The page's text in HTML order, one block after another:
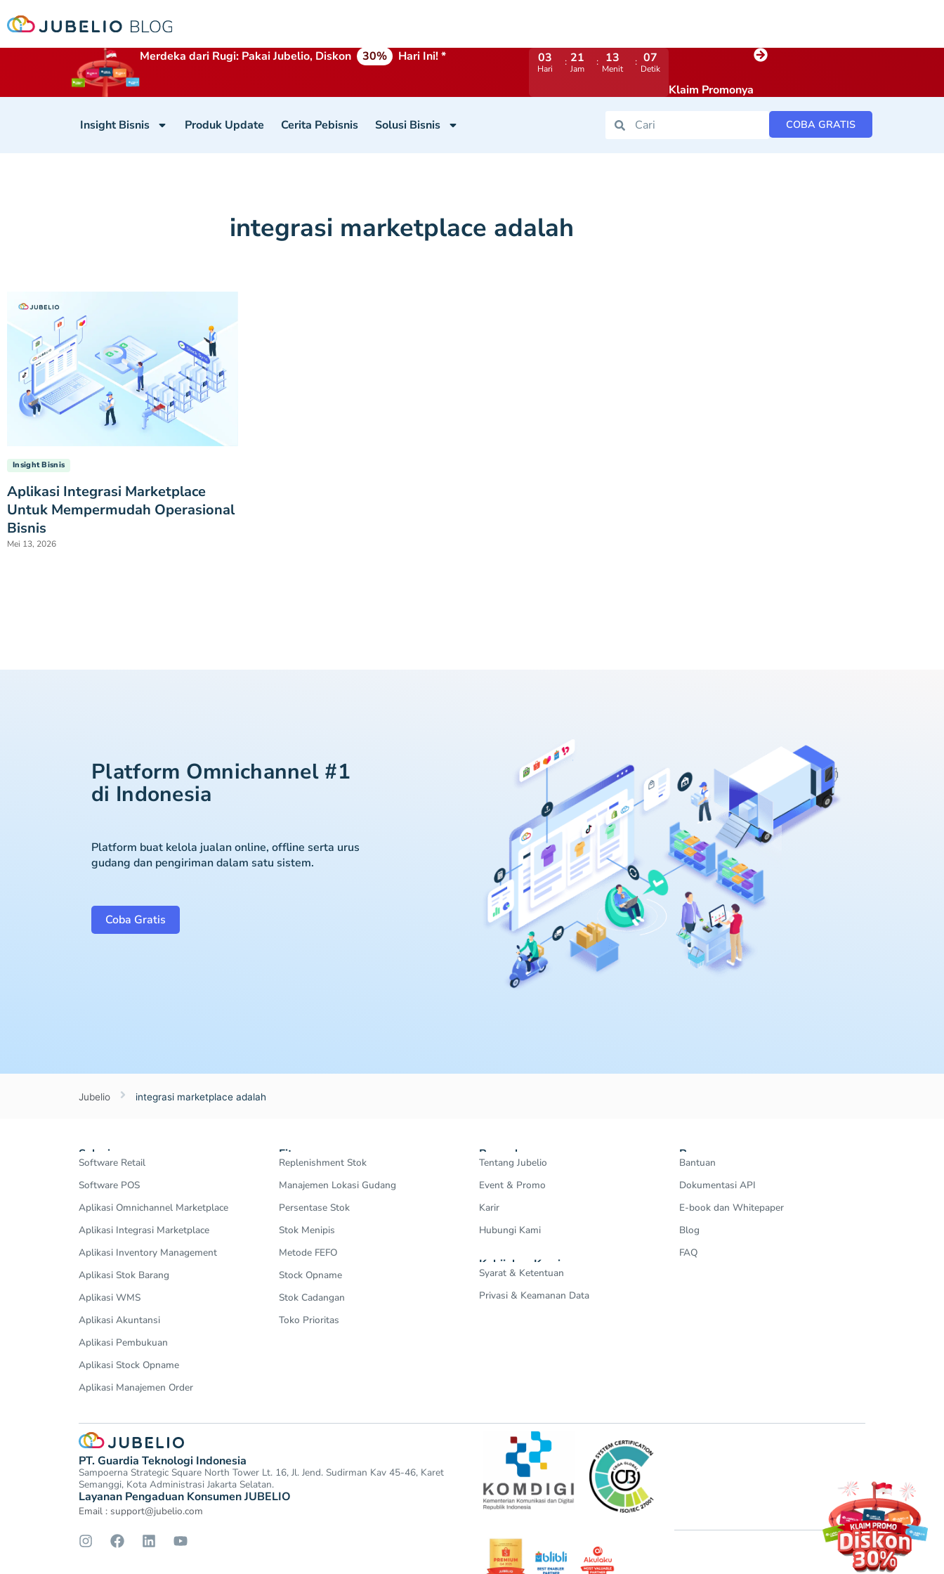
Merdeka dari Rugi: Pakai Jubelio, Diskon 30% Hari Ini! * 03
Hari
21
Jam
13
Menit
06
Detik
Klaim Promonya
Insight Bisnis Produk Update Cerita Pebisnis Solusi Bisnis COBA GRATIS
integrasi marketplace adalah
Insight Bisnis
Aplikasi Integrasi Marketplace
Untuk Mempermudah Operasional
Bisnis
Mei 13, 2026
Platform Omnichannel #1
di Indonesia
Platform buat kelola jualan online, offline serta urus
gudang dan pengiriman dalam satu sistem.
Coba Gratis
Jubelio integrasi marketplace adalah
Solusi
Software Retail
Software POS
Aplikasi Omnichannel Marketplace
Aplikasi Integrasi Marketplace
Aplikasi Inventory Management
Aplikasi Stok Barang
Aplikasi WMS
Aplikasi Akuntansi
Aplikasi Pembukuan
Aplikasi Stock Opname
Aplikasi Manajemen Order
Fitur
Replenishment Stok
Manajemen Lokasi Gudang
Persentase Stok
Stok Menipis
Metode FEFO
Stock Opname
Stok Cadangan
Toko Prioritas
Perusahaan
Tentang Jubelio
Event & Promo
Karir
Hubungi Kami
Kebijakan Kami
Syarat & Ketentuan
Privasi & Keamanan Data
Resources
Bantuan
Dokumentasi API
E-book dan Whitepaper
Blog
FAQ
PT. Guardia Teknologi Indonesia
Sampoerna Strategic Square North Tower Lt. 16, Jl. Jend. Sudirman Kav 45-46, Karet
Semanggi, Kota Administrasi Jakarta Selatan.
Layanan Pengaduan Konsumen JUBELIO
Email : support@jubelio.com